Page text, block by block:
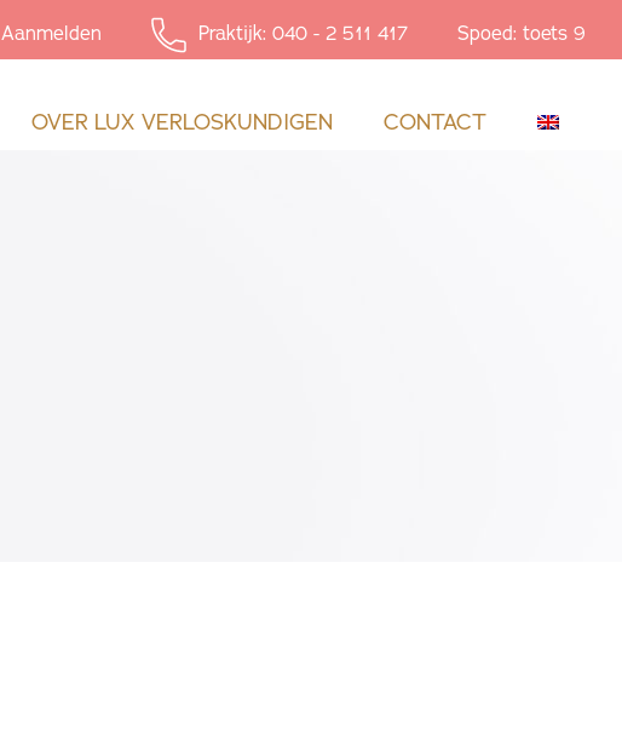
Aanmelden Praktijk: 040 - 2 511 417 Spoed: toets 9
OVER LUX VERLOSKUNDIGEN CONTACT